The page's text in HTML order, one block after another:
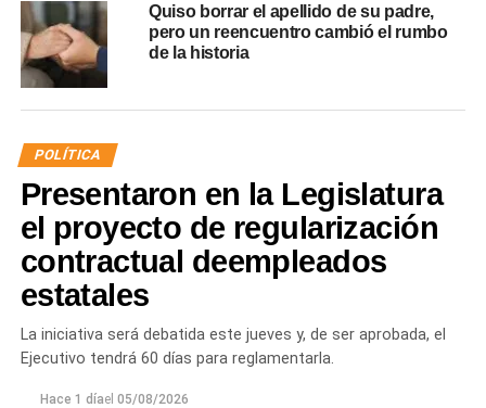
Quiso borrar el apellido de su padre,
pero un reencuentro cambió el rumbo
de la historia
POLÍTICA
Presentaron en la Legislatura
el proyecto de regularización
contractual deempleados
estatales
La iniciativa será debatida este jueves y, de ser aprobada, el
Ejecutivo tendrá 60 días para reglamentarla.
Hace 1 díael 05/08/2026